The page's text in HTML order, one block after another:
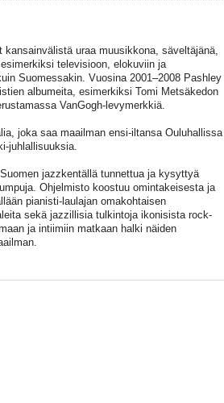
kansainvälistä uraa muusikkona, säveltäjänä,
televisioon, elokuviin ja
Suomessakin. Vuosina 2001–2008 Pashley
albumeita, esimerkiksi Tomi Metsäkedon
VanGogh-levymerkkiä.
joka saa maailman ensi-iltansa Ouluhallissa
juhlallisuuksia.
jazzkentällä tunnettua ja kysyttyä
Ohjelmisto koostuu omintakeisesta ja
pianisti-laulajan omakohtaisen
sekä jazzillisia tulkintoja ikonisista rock-
ja intiimiin matkaan halki näiden